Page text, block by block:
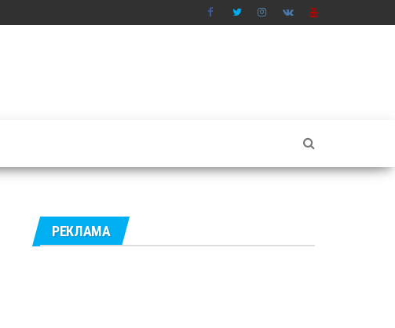
РЕКЛАМА